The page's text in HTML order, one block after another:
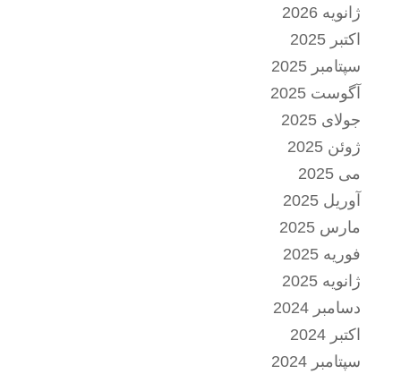
ژانویه 2026
اکتبر 2025
سپتامبر 2025
آگوست 2025
جولای 2025
ژوئن 2025
می 2025
آوریل 2025
مارس 2025
فوریه 2025
ژانویه 2025
دسامبر 2024
اکتبر 2024
سپتامبر 2024